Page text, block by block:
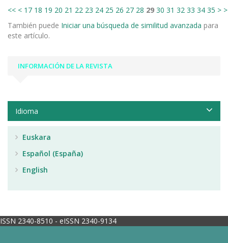
<< < 17 18 19 20 21 22 23 24 25 26 27 28 29 30 31 32 33 34 35 >
También puede Iniciar una búsqueda de similitud avanzada para
este artículo.
INFORMACIÓN DE LA REVISTA
Idioma
Euskara
Español (España)
English
ISSN 2340-8510 - eISSN 2340-9134